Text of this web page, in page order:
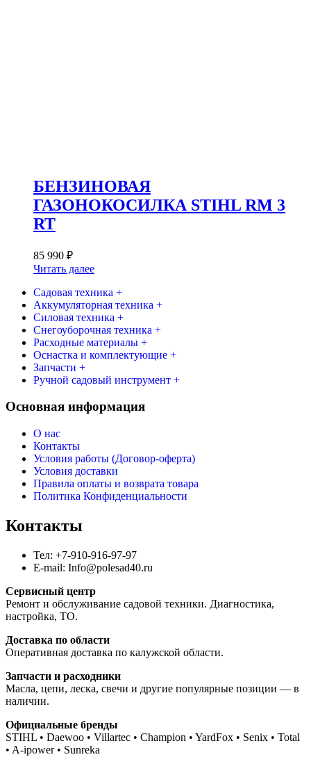
БЕНЗИНОВАЯ
ГАЗОНОКОСИЛКА STIHL RM 3
RT
85 990 ₽
Читать далее
Садовая техника +
Аккумуляторная техника +
Силовая техника +
Снегоуборочная техника +
Расходные материалы +
Оснастка и комплектующие +
Запчасти +
Ручной садовый инструмент +
Основная информация
О нас
Контакты
Условия работы (Договор-оферта)
Условия доставки
Правила оплаты и возврата товара
Политика Конфиденциальности
Контакты
Тел: +7-910-916-97-97
E-mail: Info@polesad40.ru
Сервисный центр
Ремонт и обслуживание садовой техники. Диагностика,
настройка, ТО.
Доставка по области
Оперативная доставка по калужской области.
Запчасти и расходники
Масла, цепи, леска, свечи и другие популярные позиции — в
наличии.
Официальные бренды
STIHL • Daewoo • Villartec • Champion • YardFox • Senix • Total
• A-ipower • Sunreka